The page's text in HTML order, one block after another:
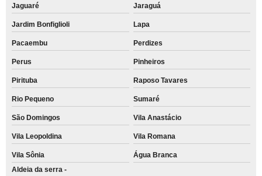
Jaguaré Jaraguá
Jardim Bonfiglioli Lapa
Pacaembu Perdizes
Perus Pinheiros
Pirituba Raposo Tavares
Rio Pequeno Sumaré
São Domingos Vila Anastácio
Vila Leopoldina Vila Romana
Vila Sônia
Água Branca
Aldeia da serra -